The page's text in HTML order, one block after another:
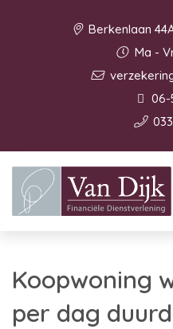
Berkenlaan
Ma -
06-
Koopwoning
per dag